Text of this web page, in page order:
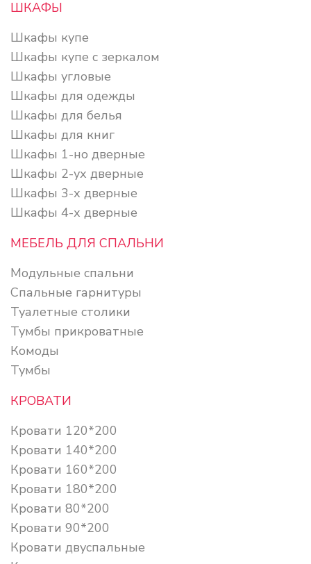
ШКАФЫ
Шкафы купе
Шкафы купе с зеркалом
Шкафы угловые
Шкафы для одежды
Шкафы для белья
Шкафы для книг
Шкафы 1-но дверные
Шкафы 2-ух дверные
Шкафы 3-х дверные
Шкафы 4-х дверные
МЕБЕЛЬ ДЛЯ СПАЛЬНИ
Модульные спальни
Спальные гарнитуры
Туалетные столики
Тумбы прикроватные
Комоды
Тумбы
КРОВАТИ
Кровати 120*200
Кровати 140*200
Кровати 160*200
Кровати 180*200
Кровати 80*200
Кровати 90*200
Кровати двуспальные